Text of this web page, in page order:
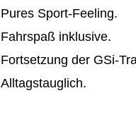
Pures Sport-Feeling.
Fahrspaß inklusive.
Fortsetzung der GSi-
Alltagstauglich.